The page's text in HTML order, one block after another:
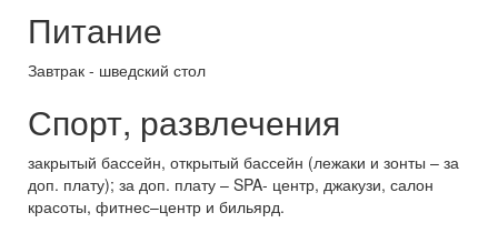
Питание
Завтрак - шведский стол
Спорт, развлечения
закрытый бассейн, открытый бассейн (лежаки и зонты – за
доп. плату); за доп. плату – SPA- центр, джакузи, салон
красоты, фитнес–центр и бильярд.